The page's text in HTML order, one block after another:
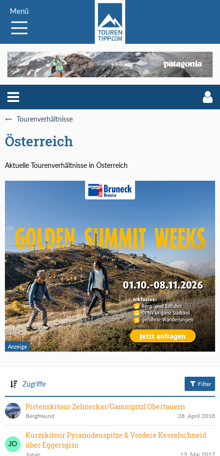
Menü
Tourenverhältnisse
Österreich
Aktuelle Tourenverhältnisse in Österreich
Zugriffe Filter
Pistenskitour Zehnerkar/Gamsspitzl Obertauern
Bergfreund 28. April 2018
Kurzskitour Pyramidenspitze & Vordere Kesselschneid
über Eggersgrin
Jonas 13. Mai 2017